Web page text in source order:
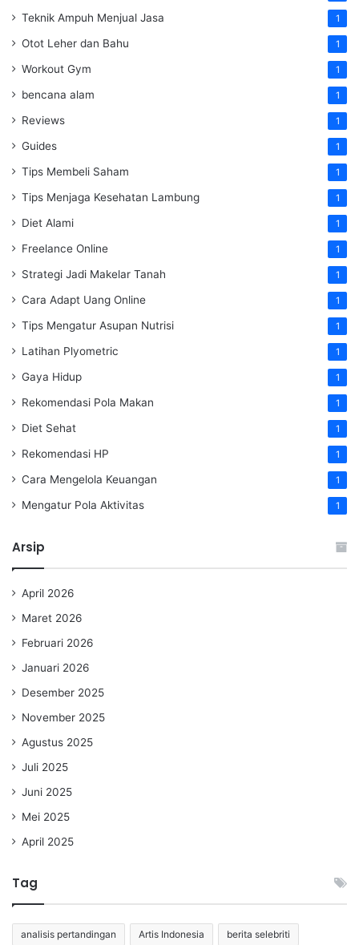
Teknik Ampuh Menjual Jasa 1
Otot Leher dan Bahu 1
Workout Gym 1
bencana alam 1
Reviews 1
Guides 1
Tips Membeli Saham 1
Tips Menjaga Kesehatan Lambung 1
Diet Alami 1
Freelance Online 1
Strategi Jadi Makelar Tanah 1
Cara Adapt Uang Online 1
Tips Mengatur Asupan Nutrisi 1
Latihan Plyometric 1
Gaya Hidup 1
Rekomendasi Pola Makan 1
Diet Sehat 1
Rekomendasi HP 1
Cara Mengelola Keuangan 1
Mengatur Pola Aktivitas 1
Arsip
April 2026
Maret 2026
Februari 2026
Januari 2026
Desember 2025
November 2025
Agustus 2025
Juli 2025
Juni 2025
Mei 2025
April 2025
Tag
analisis pertandingan Artis Indonesia berita selebriti